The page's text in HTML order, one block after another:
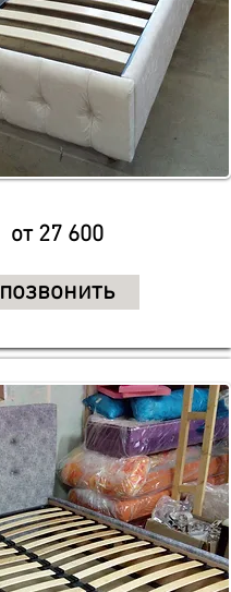
от 27 600
позвонить